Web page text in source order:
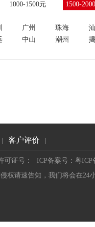
1000-1500元 1500-
广州 珠海
中山 潮州
客户评价
可证号：
ICP备案号：粤ICP
权请速告知，我们将会在24